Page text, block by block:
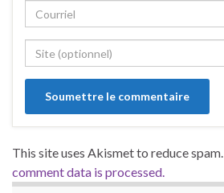
This site uses Akismet to reduce spam.
comment data is processed.